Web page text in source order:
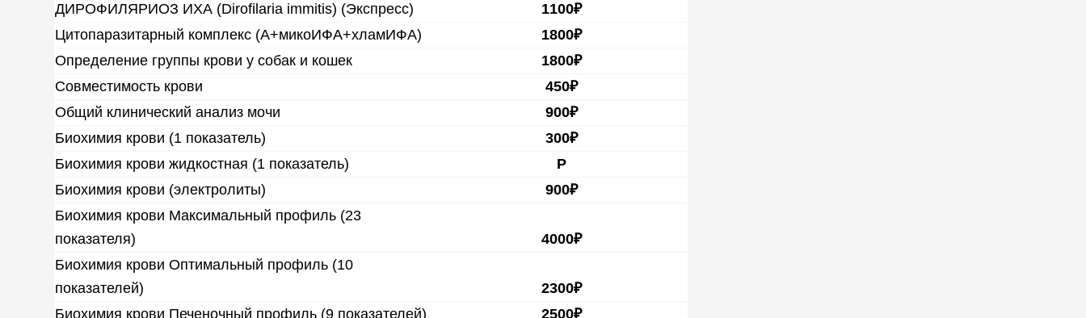
ДИРОФИЛЯРИОЗ ИХА (Dirofilaria immitis) (Экспресс)
1100₽
Цитопаразитарный комплекс (А+микоИФА+хламИФА)
1800₽
Определение группы крови у собак и кошек
1800₽
Совместимость крови
450₽
Общий клинический анализ мочи
900₽
Биохимия крови (1 показатель)
300₽
Биохимия крови жидкостная (1 показатель)
Р
Биохимия крови (электролиты)
900₽
Биохимия крови Максимальный профиль (23
показателя)
4000₽
Биохимия крови Оптимальный профиль (10
показателей)
2300₽
Биохимия крови Печеночный профиль (9 показателей)
2500₽